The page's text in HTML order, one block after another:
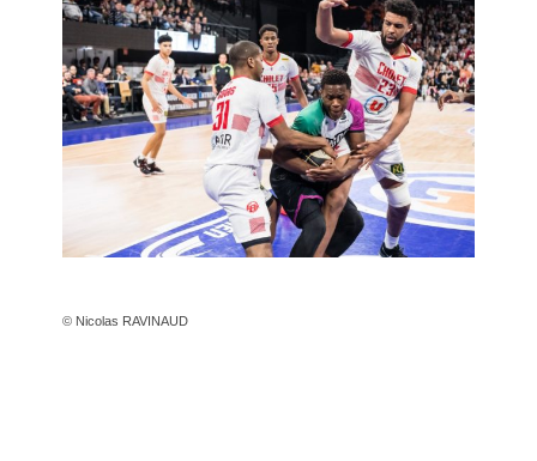
© Nicolas RAVINAUD